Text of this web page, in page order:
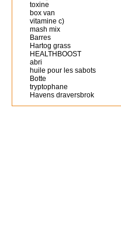
toxine
box van
vitamine c)
mash mix
Barres
Hartog grass
HEALTHBOOST
abri
huile pour les sabots
Botte
tryptophane
Havens draversbrok